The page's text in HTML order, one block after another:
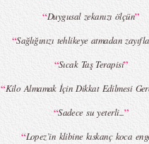
“Duygusal zekanızı ölçün”
“Sağlığınızı tehlikeye atmadan
“Sıcak Taş Terapisi”
“Kilo Almamak İçin Dikkat Edilmesi
“Sadece su yeterli...”
“Lopez’in klibine kıskanç koca